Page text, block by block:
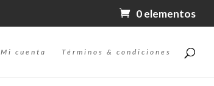
0 elementos
Mi cuenta Términos & condiciones